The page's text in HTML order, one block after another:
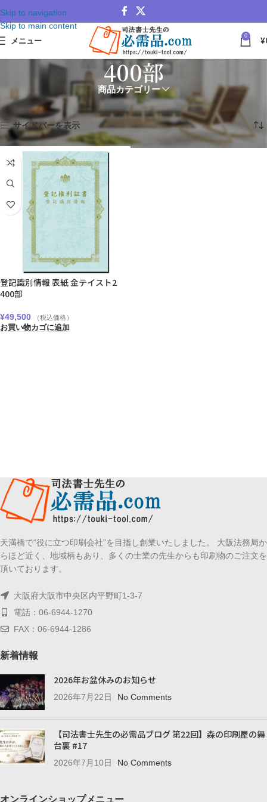
Skip to navigation
Skip to main content
メニュー
0 ¥
400部
商品カテゴリー
ホーム 登記識別情報 表紙 400部 1件の結果を表示中
サイドバーを表示
登記識別情報 表紙 金テイスト2
400部
¥49,500 （税込価格）
お買い物カゴに追加
天満橋で“役に立つ印刷会社”を目指し創業いたしました。 大阪法務局か
らほど近く、地域柄もあり、多くの士業の先生からも印刷物のご注文を
頂いております。
大阪府大阪市中央区内平野町1-3-7
電話：06-6944-1270
FAX：06-6944-1286
新着情報
2026年お盆休みのお知らせ
2026年7月22日 No Comments
【司法書士先生の必需品ブログ 第22回】森の印刷屋の舞
台裏 #17
2026年7月10日 No Comments